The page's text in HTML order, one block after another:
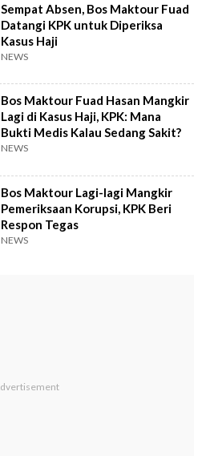
Sempat Absen, Bos Maktour Fuad
Datangi KPK untuk Diperiksa
Kasus Haji
NEWS
Bos Maktour Fuad Hasan Mangkir
Lagi di Kasus Haji, KPK: Mana
Bukti Medis Kalau Sedang Sakit?
NEWS
Bos Maktour Lagi-lagi Mangkir
Pemeriksaan Korupsi, KPK Beri
Respon Tegas
NEWS